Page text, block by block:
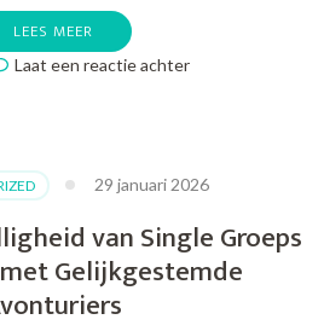
LEES MEER
Laat een reactie achterop
Single
Fietsvakanties
29 januari 2026
van Single Groeps
Gelijkgestemde